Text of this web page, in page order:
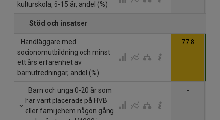
kulturskola, 6-15 år, andel (%)
Stöd och insatser
Handläggare med
socionomutbildning och minst
ett års erfarenhet av
barnutredningar, andel (%)
77.8
Barn och unga 0-20 år som
har varit placerade på HVB
eller familjehem någon gång
-